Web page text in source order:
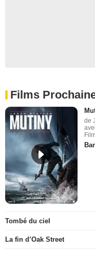
Films
de
Tombé du ciel
La fin d’Oak Street